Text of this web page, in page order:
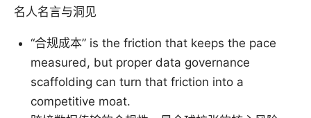
名人名言与洞见
“合规成本” is the friction that keeps the pace
measured, but proper data governance
scaffolding can turn that friction into a
competitive moat.